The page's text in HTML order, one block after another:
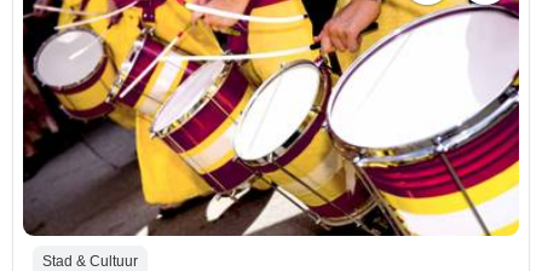
Stad & Cultuur